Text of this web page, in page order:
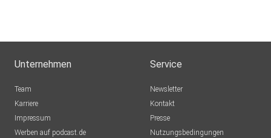
hier.
jederzeit!
Unternehmen
Team
Karriere
Impressum
Werben auf podcast.de
Service
Newsletter
Kontakt
Presse
Nutzungsbedingungen